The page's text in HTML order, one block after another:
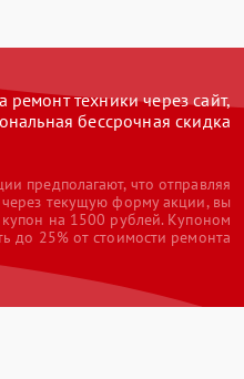
техники через сайт,
бессрочная скидка
предполагают, что отправляя
через текущую форму акции, вы
купон на 1500 рублей. Купоном
до 25% от стоимости ремонта